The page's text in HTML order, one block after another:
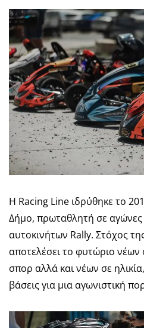
Η Racing Line ιδρύθηκε το
Δήμο, πρωταθλητή σε
αυτοκινήτων Rally. Στόχος
αποτελέσει το φυτώριο
σπορ αλλά και νέων σε
βάσεις για μια αγωνιστική